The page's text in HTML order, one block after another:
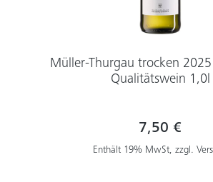
Müller-Thurgau trocken
Qualitätswein 1,0l
7,50 €
Enthält 19% MwSt, zzgl.